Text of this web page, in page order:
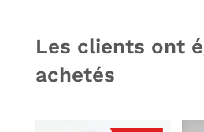
Les clients ont
achetés